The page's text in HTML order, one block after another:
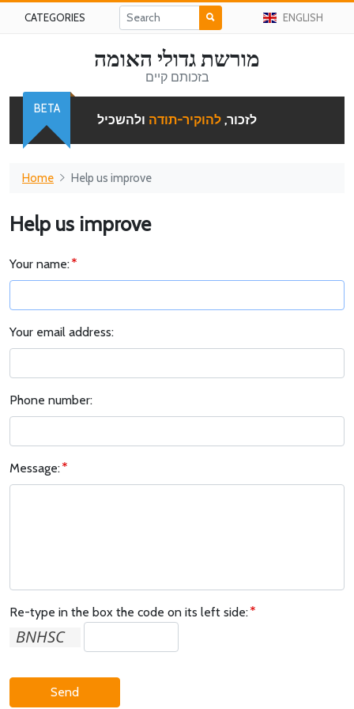
CATEGORIES ENGLISH
מורשת גדולי האומה
בזכותם קיים
לזכור, להוקיר-תודה ולהשכיל
BETA
Home Help us improve
Help us improve
Your name:
Your email address:
Phone number:
Message:
Re-type in the box the code on its left side:
Send